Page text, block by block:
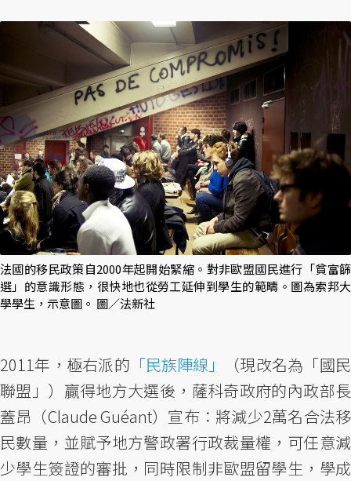
法國的移民政策自2000年起開始緊縮。對非歐盟國民進行「貧富篩
選」的意識形態，很快地也從勞工延伸到學生的範疇。圖為索邦大
學學生，示意圖。 圖／法新社
2011年，極右派的 「民族陣線」
（現改名為「國民
聯盟」）贏得地方大選後，薩科奇政府的內政部長
蓋昂（Claude Guéant）宣布：將減少2萬名合法移
民數量，並賦予地方警政署行政裁量權，可任意減
少學生簽證的審批，同時限制非歐盟留學生，學成